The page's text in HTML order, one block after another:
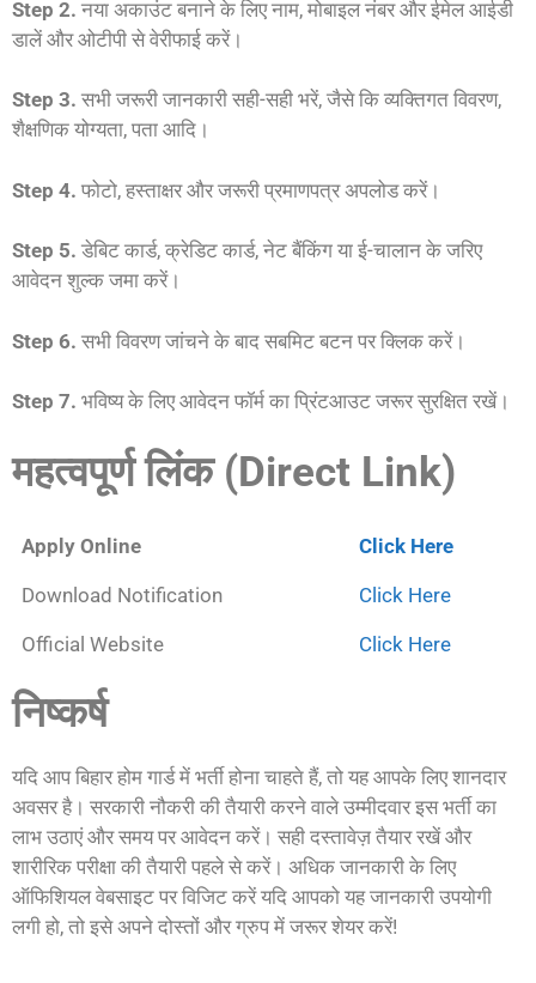
Step 2. नया अकाउंट बनाने के लिए नाम, मोबाइल नंबर और ईमेल आईडी
डालें और ओटीपी से वेरीफाई करें।
Step 3. सभी जरूरी जानकारी सही-सही भरें, जैसे कि व्यक्तिगत विवरण,
शैक्षणिक योग्यता, पता आदि।
Step 4. फोटो, हस्ताक्षर और जरूरी प्रमाणपत्र अपलोड करें।
Step 5. डेबिट कार्ड, क्रेडिट कार्ड, नेट बैंकिंग या ई-चालान के जरिए
आवेदन शुल्क जमा करें।
Step 6. सभी विवरण जांचने के बाद सबमिट बटन पर क्लिक करें।
Step 7. भविष्य के लिए आवेदन फॉर्म का प्रिंटआउट जरूर सुरक्षित रखें।
महत्वपूर्ण लिंक (Direct Link)
Apply Online Click Here
Download Notification Click Here
Official Website Click Here
निष्कर्ष
यदि आप बिहार होम गार्ड में भर्ती होना चाहते हैं, तो यह आपके लिए शानदार
अवसर है। सरकारी नौकरी की तैयारी करने वाले उम्मीदवार इस भर्ती का
लाभ उठाएं और समय पर आवेदन करें। सही दस्तावेज़ तैयार रखें और
शारीरिक परीक्षा की तैयारी पहले से करें। अधिक जानकारी के लिए
ऑफिशियल वेबसाइट पर विजिट करें यदि आपको यह जानकारी उपयोगी
लगी हो, तो इसे अपने दोस्तों और ग्रुप में जरूर शेयर करें!